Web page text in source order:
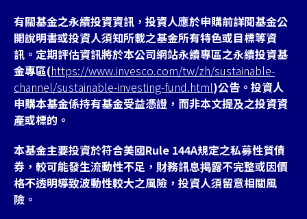
有關基金之永續投資資訊，投資人應於申購前詳閱基金公
開說明書或投資人須知所載之基金所有特色或目標等資
訊。定期評估資訊將於本公司網站永續專區之永續投資基
金專區(https://www.invesco.com/tw/zh/sustainable-
channel/sustainable-investing-fund.html)公告。投資人
申購本基金係持有基金受益憑證，而非本文提及之投資資
產或標的。
本基金主要投資於符合美國Rule 144A規定之私募性質債
券，較可能發生流動性不足，財務訊息掲露不完整或因價
格不透明導致波動性較大之風險，投資人須留意相關風
險。